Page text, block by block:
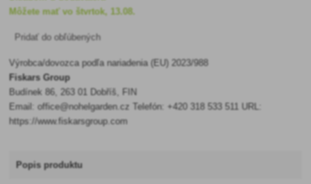
Môžete mať vo štvrtok, 13.08.
Pridať do obľúbených
Výrobca/dovozca podľa nariadenia (EU) 2023/988
Fiskars Group
Budínek 86, 263 01 Dobříš, FIN
Email: office@nohelgarden.cz Telefón: +420 318 533 511 URL:
https://www.fiskarsgroup.com
Popis produktu